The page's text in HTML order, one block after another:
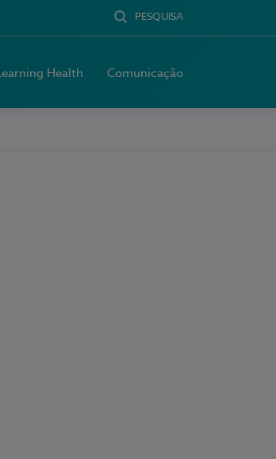
PESQUISA
Learning Health Comunicação